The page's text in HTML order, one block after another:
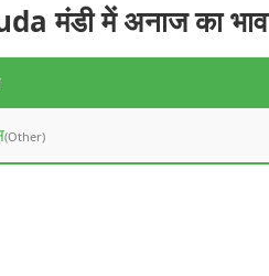
मंडी में अनाज का भाव
(Other)